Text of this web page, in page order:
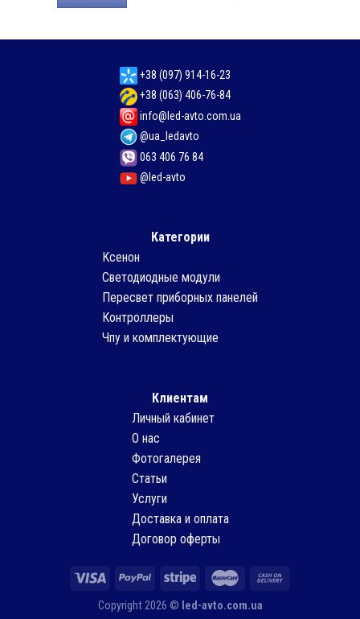
+38 (097) 914-16-23
+38 (063) 406-76-84
info@led-avto.com.ua
@ua_ledavto
063 406 76 84
@led-avto
Категории
Ксенон
Светодиодные модули
Пересвет приборных панелей
Контроллеры
Чпу и комплектующие
Клиентам
Личный кабинет
О нас
Фотогалерея
Статьи
Услуги
Доставка и оплата
Договор оферты
Copyright 2026 © led-avto.com.ua